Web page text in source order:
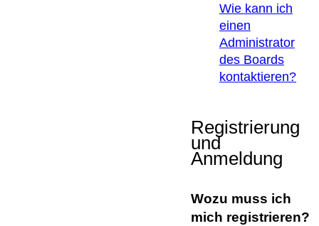
Wie kann ich
einen
Administrator
des Boards
kontaktieren?
Registrierung
und
Anmeldung
Wozu muss ich
mich registrieren?